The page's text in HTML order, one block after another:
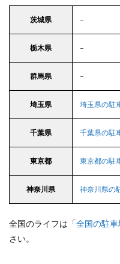
茨城県 –
栃木県 –
群馬県 –
埼玉県 埼玉県の駐
千葉県 千葉県の駐
東京都 東京都の駐
神奈川県 神奈川県の
全国のライフは「全国の駐
さい。